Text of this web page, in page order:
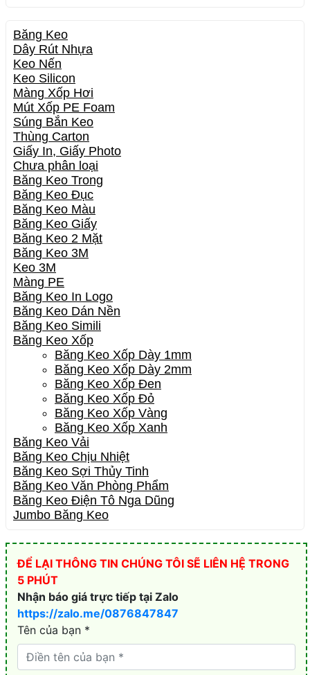
Băng Keo
Dây Rút Nhựa
Keo Nến
Keo Silicon
Màng Xốp Hơi
Mút Xốp PE Foam
Súng Bắn Keo
Thùng Carton
Giấy In, Giấy Photo
Chưa phân loại
Băng Keo Trong
Băng Keo Đục
Băng Keo Màu
Băng Keo Giấy
Băng Keo 2 Mặt
Băng Keo 3M
Keo 3M
Màng PE
Băng Keo In Logo
Băng Keo Dán Nền
Băng Keo Simili
Băng Keo Xốp
Băng Keo Xốp Dày 1mm
Băng Keo Xốp Dày 2mm
Băng Keo Xốp Đen
Băng Keo Xốp Đỏ
Băng Keo Xốp Vàng
Băng Keo Xốp Xanh
Băng Keo Vải
Băng Keo Chịu Nhiệt
Băng Keo Sợi Thủy Tinh
Băng Keo Văn Phòng Phẩm
Băng Keo Điện Tô Nga Dũng
Jumbo Băng Keo